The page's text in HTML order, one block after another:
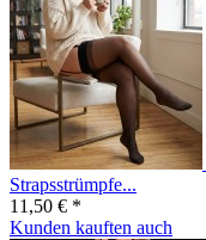
Strapsstrümpfe...
11,50 € *
Kunden kauften auch